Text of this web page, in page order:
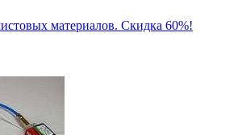
материалов. Скидка 60%!